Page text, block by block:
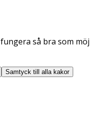
så bra som
Samtyck till alla kakor